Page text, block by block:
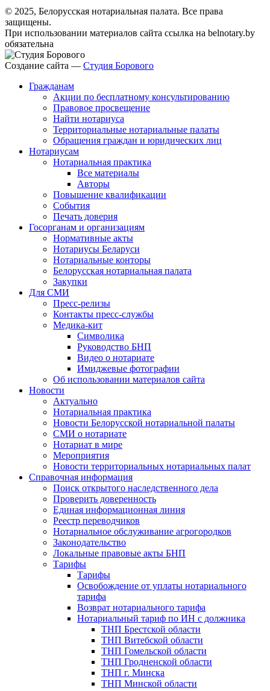
© 2025, Белорусская нотариальная палата. Все права
защищены.
При использовании материалов сайта ссылка на belnotary.by
обязательна
Создание сайта — Студия Борового
Гражданам
Акции по бесплатному консультированию
Правовое просвещение
Найти нотариуса
Территориальные нотариальные палаты
Обращения граждан и юридических лиц
Нотариусам
Нотариальная практика
Все материалы
Авторы
Повышение квалификации
События
Печать доверия
Госорганам и организациям
Нормативные акты
Нотариусы Беларуси
Нотариальные конторы
Белорусская нотариальная палата
Закупки
Для СМИ
Пресс-релизы
Контакты пресс-службы
Медика-кит
Символика
Руководство БНП
Видео о нотариате
Имиджевые фотографии
Об использовании материалов сайта
Новости
Актуально
Нотариальная практика
Новости Белорусской нотариальной палаты
СМИ о нотариате
Нотариат в мире
Мероприятия
Новости территориальных нотариальных палат
Справочная информация
Поиск открытого наследственного дела
Проверить доверенность
Единая информационная линия
Реестр переводчиков
Нотариальное обслуживание агрогородков
Законодательство
Локальные правовые акты БНП
Тарифы
Тарифы
Освобождение от уплаты нотариального
тарифа
Возврат нотариального тарифа
Нотариальный тариф по ИН с должника
ТНП Брестской области
ТНП Витебской области
ТНП Гомельской области
ТНП Гродненской области
ТНП г. Минска
ТНП Минской области